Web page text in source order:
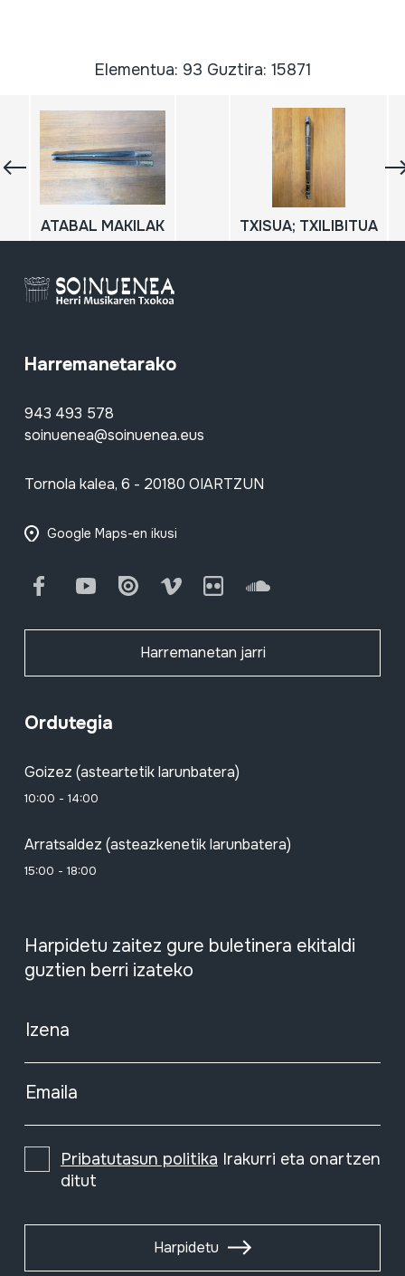
Elementua: 93 Guztira: 15871
ATABAL MAKILAK TXISUA; TXILIBITUA
Harremanetarako
943 493 578
soinuenea@soinuenea.eus
Tornola kalea, 6 - 20180 OIARTZUN
Google Maps-en ikusi
FacebookYoutube Issuu Vimeo Flickr SoundCloud
Harremanetan jarri
Ordutegia
Goizez (asteartetik larunbatera)
10:00 - 14:00
Arratsaldez (asteazkenetik larunbatera)
15:00 - 18:00
Harpidetu zaitez gure buletinera ekitaldi
guztien berri izateko
Izena
Emaila
Pribatutasun politika Irakurri eta onartzen
ditut
Harpidetu